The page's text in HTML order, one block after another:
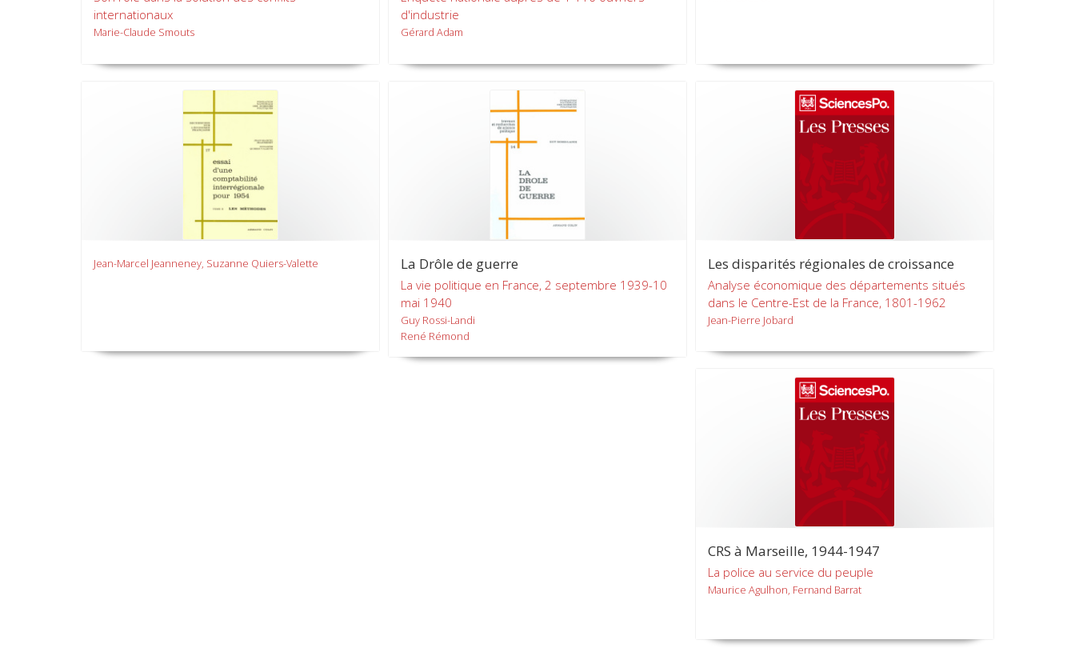
internationaux
Marie-Claude Smouts
d'industrie
Gérard Adam
Jean-Marcel Jeanneney, Suzanne Quiers-Valette La Drôle de guerre
La vie politique en France, 2 septembre 1939-10
mai 1940
Guy Rossi-Landi
René Rémond
Les disparités régionales de croissance
Analyse économique des départements situés
dans le Centre-Est de la France, 1801-1962
Jean-Pierre Jobard
CRS à Marseille, 1944-1947
La police au service du peuple
Maurice Agulhon, Fernand Barrat